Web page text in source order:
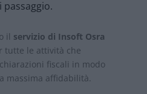
il servizio di Insoft Osra
tutte le attività che
fiscali in modo
massima affidabilità.